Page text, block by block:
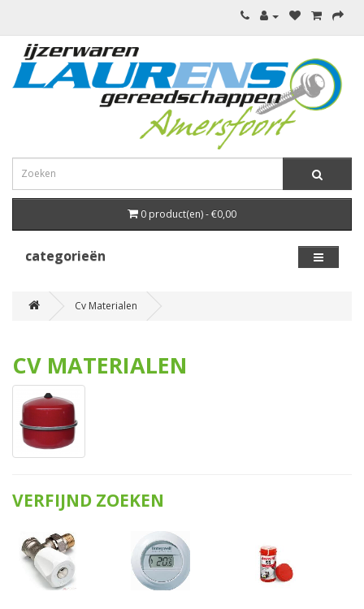
0 product(en) - €0,00
categorieën
Cv Materialen
CV MATERIALEN
VERFIJND ZOEKEN